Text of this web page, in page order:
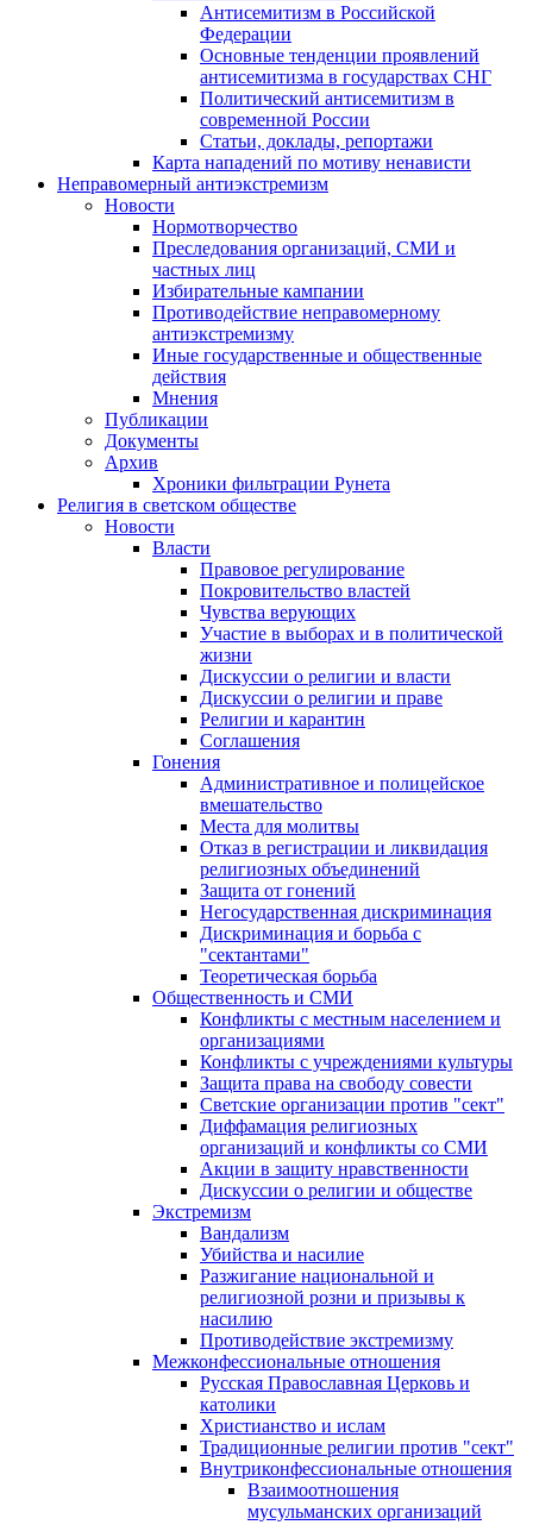
Антисемитизм в Российской
Федерации
Основные тенденции проявлений
антисемитизма в государствах СНГ
Политический антисемитизм в
современной России
Статьи, доклады, репортажи
Карта нападений по мотиву ненависти
Неправомерный антиэкстремизм
Новости
Нормотворчество
Преследования организаций, СМИ и
частных лиц
Избирательные кампании
Противодействие неправомерному
антиэкстремизму
Иные государственные и общественные
действия
Мнения
Публикации
Документы
Архив
Хроники фильтрации Рунета
Религия в светском обществе
Новости
Власти
Правовое регулирование
Покровительство властей
Чувства верующих
Участие в выборах и в политической
жизни
Дискуссии о религии и власти
Дискуссии о религии и праве
Религии и карантин
Соглашения
Гонения
Административное и полицейское
вмешательство
Места для молитвы
Отказ в регистрации и ликвидация
религиозных объединений
Защита от гонений
Негосударственная дискриминация
Дискриминация и борьба с
"сектантами"
Теоретическая борьба
Общественность и СМИ
Конфликты с местным населением и
организациями
Конфликты с учреждениями культуры
Защита права на свободу совести
Светские организации против "сект"
Диффамация религиозных
организаций и конфликты со СМИ
Акции в защиту нравственности
Дискуссии о религии и обществе
Экстремизм
Вандализм
Убийства и насилие
Разжигание национальной и
религиозной розни и призывы к
насилию
Противодействие экстремизму
Межконфессиональные отношения
Русская Православная Церковь и
католики
Христианство и ислам
Традиционные религии против "сект"
Внутриконфессиональные отношения
Взаимоотношения
мусульманских организаций